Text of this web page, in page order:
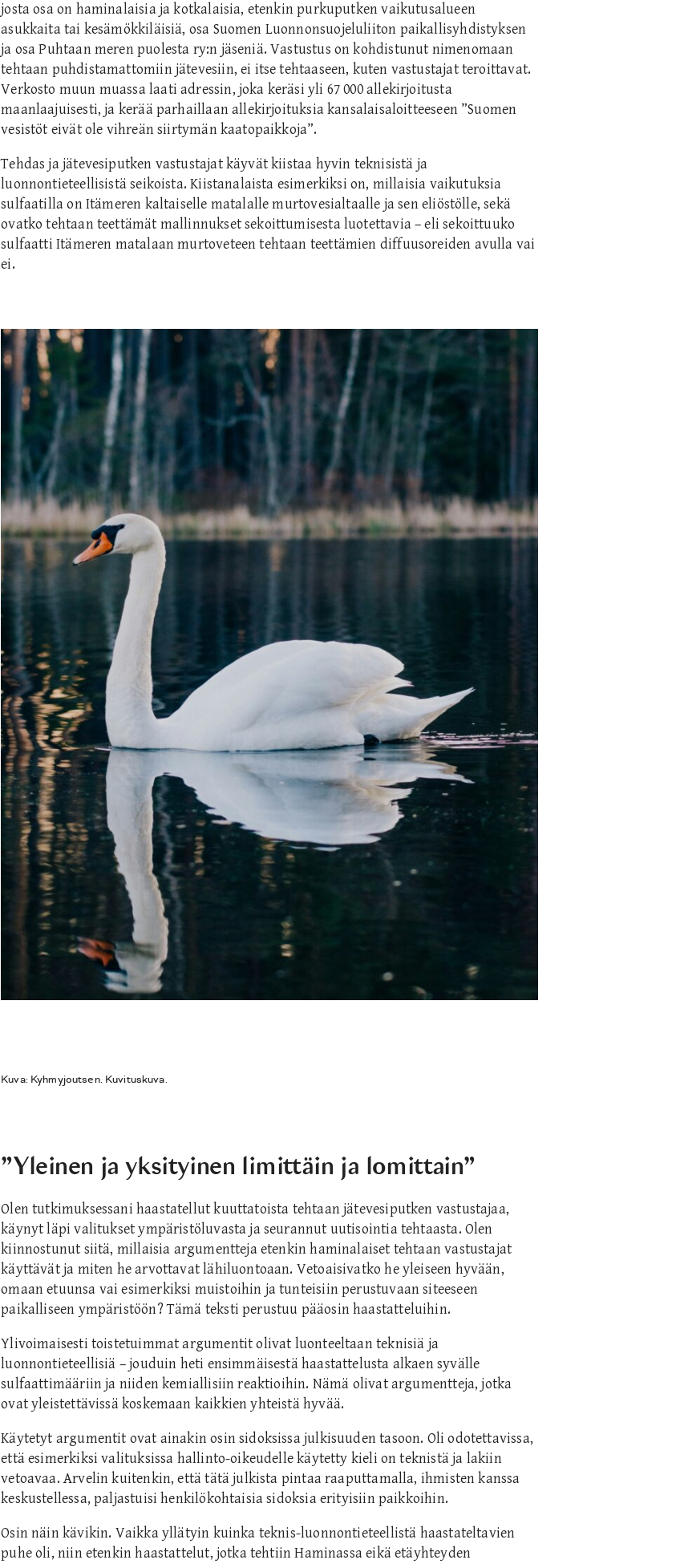
josta osa on haminalaisia ja kotkalaisia, etenkin purkuputken vaikutusalueen
asukkaita tai kesämökkiläisiä, osa Suomen Luonnonsuojeluliiton paikallisyhdistyksen
ja osa Puhtaan meren puolesta ry:n jäseniä. Vastustus on kohdistunut nimenomaan
tehtaan puhdistamattomiin jätevesiin, ei itse tehtaaseen, kuten vastustajat teroittavat.
Verkosto muun muassa laati adressin, joka keräsi yli 67 000 allekirjoitusta
maanlaajuisesti, ja kerää parhaillaan allekirjoituksia kansalaisaloitteeseen ”Suomen
vesistöt eivät ole vihreän siirtymän kaatopaikkoja”.
Tehdas ja jätevesiputken vastustajat käyvät kiistaa hyvin teknisistä ja
luonnontieteellisistä seikoista. Kiistanalaista esimerkiksi on, millaisia vaikutuksia
sulfaatilla on Itämeren kaltaiselle matalalle murtovesialtaalle ja sen eliöstölle, sekä
ovatko tehtaan teettämät mallinnukset sekoittumisesta luotettavia – eli sekoittuuko
sulfaatti Itämeren matalaan murtoveteen tehtaan teettämien diffuusoreiden avulla vai
ei.
Kuva: Kyhmyjoutsen. Kuvituskuva.
”Yleinen ja yksityinen limittäin ja lomittain”
Olen tutkimuksessani haastatellut kuuttatoista tehtaan jätevesiputken vastustajaa,
käynyt läpi valitukset ympäristöluvasta ja seurannut uutisointia tehtaasta. Olen
kiinnostunut siitä, millaisia argumentteja etenkin haminalaiset tehtaan vastustajat
käyttävät ja miten he arvottavat lähiluontoaan. Vetoaisivatko he yleiseen hyvään,
omaan etuunsa vai esimerkiksi muistoihin ja tunteisiin perustuvaan siteeseen
paikalliseen ympäristöön? Tämä teksti perustuu pääosin haastatteluihin.
Ylivoimaisesti toistetuimmat argumentit olivat luonteeltaan teknisiä ja
luonnontieteellisiä – jouduin heti ensimmäisestä haastattelusta alkaen syvälle
sulfaattimääriin ja niiden kemiallisiin reaktioihin. Nämä olivat argumentteja, jotka
ovat yleistettävissä koskemaan kaikkien yhteistä hyvää.
Käytetyt argumentit ovat ainakin osin sidoksissa julkisuuden tasoon. Oli odotettavissa,
että esimerkiksi valituksissa hallinto-oikeudelle käytetty kieli on teknistä ja lakiin
vetoavaa. Arvelin kuitenkin, että tätä julkista pintaa raaputtamalla, ihmisten kanssa
keskustellessa, paljastuisi henkilökohtaisia sidoksia erityisiin paikkoihin.
Osin näin kävikin. Vaikka yllätyin kuinka teknis-luonnontieteellistä haastateltavien
puhe oli, niin etenkin haastattelut, jotka tehtiin Haminassa eikä etäyhteyden